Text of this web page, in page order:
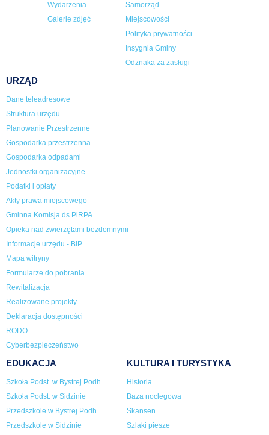
Wydarzenia
Galerie zdjęć
Samorząd
Miejscowości
Polityka prywatności
Insygnia Gminy
Odznaka za zasługi
URZĄD
Dane teleadresowe
Struktura urzędu
Planowanie Przestrzenne
Gospodarka przestrzenna
Gospodarka odpadami
Jednostki organizacyjne
Podatki i opłaty
Akty prawa miejscowego
Gminna Komisja ds.PiRPA
Opieka nad zwierzętami bezdomnymi
Informacje urzędu - BIP
Mapa witryny
Formularze do pobrania
Rewitalizacja
Realizowane projekty
Deklaracja dostępności
RODO
Cyberbezpieczeństwo
EDUKACJA
Szkoła Podst. w Bystrej Podh.
Szkoła Podst. w Sidzinie
Przedszkole w Bystrej Podh.
Przedszkole w Sidzinie
KULTURA I TURYSTYKA
Historia
Baza noclegowa
Skansen
Szlaki piesze